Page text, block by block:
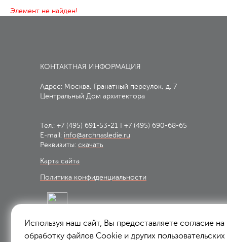
Элемент не найден!
КОНТАКТНАЯ ИНФОРМАЦИЯ
Адрес: Москва, Гранатный переулок, д. 7
Центральный Дом архитектора
Тел.: +7 (495) 691-53-21
+7 (495) 690-68-65
E-mail: info@archnasledie.ru
Реквизиты: скачать
Карта сайта
Политика конфиденциальности
Подписаться на рассылку:
Используя наш сайт, Вы предоставляете согласие на
обработку файлов Сookie и других пользовательских